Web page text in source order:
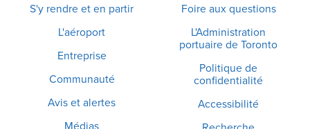
S'y rendre et en partir
L'aéroport
Entreprise
Communauté
Avis et alertes
Foire aux questions
L'Administration
portuaire de Toronto
Politique de
confidentialité
Accessibilité